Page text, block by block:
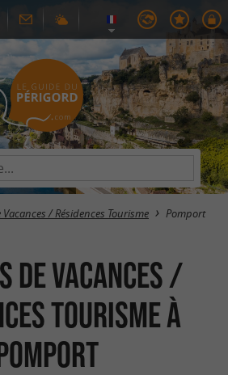
Vacances / Résidences Tourisme Pomport
de Vacances /
Tourisme à